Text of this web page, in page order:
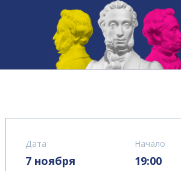
Дата
7 ноября
Начало
19:00